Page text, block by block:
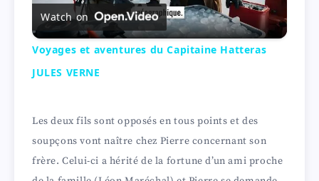
l
y
V
Watch on
Voyages et aventures du Capitaine Hatteras
JULES VERNE
Les deux fils sont opposés en tous points et des
soupçons vont naître chez Pierre concernant son
frère. Celui-ci a hérité de la fortune d’un ami proche